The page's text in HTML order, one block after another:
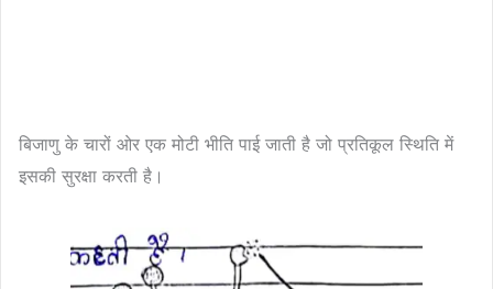
बिजाणु के चारों ओर एक मोटी भीति पाई जाती है जो प्रतिकूल स्थिति में
इसकी सुरक्षा करती है।